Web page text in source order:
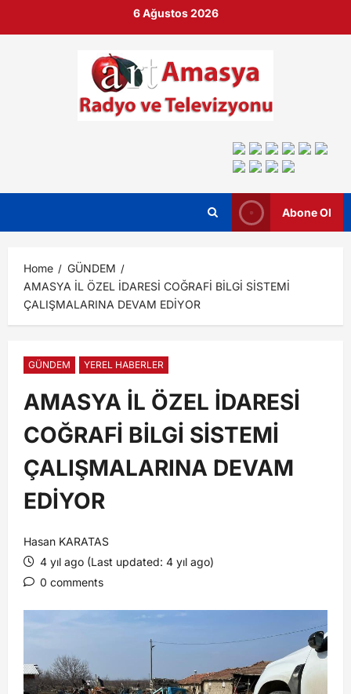
6 Ağustos 2026
Abone Ol
Home
GÜNDEM
AMASYA İL ÖZEL İDARESİ COĞRAFİ BİLGİ SİSTEMİ
ÇALIŞMALARINA DEVAM EDİYOR
GÜNDEM YEREL HABERLER
AMASYA İL ÖZEL İDARESİ
COĞRAFİ BİLGİ SİSTEMİ
ÇALIŞMALARINA DEVAM
EDİYOR
Hasan KARATAS
4 yıl ago (Last updated: 4 yıl ago)
0 comments